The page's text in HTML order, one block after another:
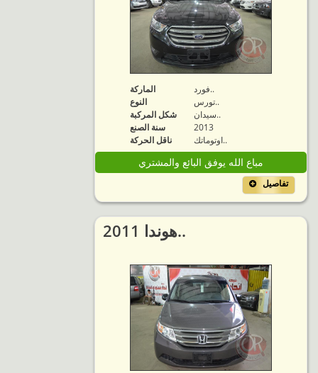
الماركة
فورد..
النوع
تورس..
شكل المركبة
سيدان..
سنة الصنع
2013
ناقل الحركة
اوتوماتك..
مباع الله يوفق البائع والمشتري
تفاصيل
2011 هوندا..